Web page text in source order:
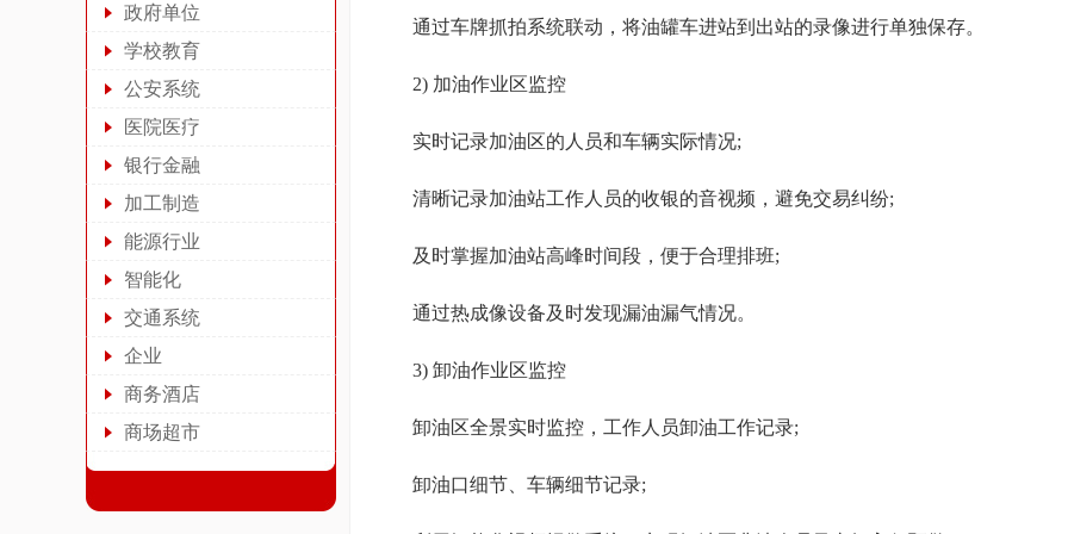
政府单位
学校教育
公安系统
医院医疗
银行金融
加工制造
能源行业
智能化
交通系统
企业
商务酒店
商场超市
通过车牌抓拍系统联动，将油罐车进站到出站的录像进行单独保存。
2) 加油作业区监控
实时记录加油区的人员和车辆实际情况;
清晰记录加油站工作人员的收银的音视频，避免交易纠纷;
及时掌握加油站高峰时间段，便于合理排班;
通过热成像设备及时发现漏油漏气情况。
3) 卸油作业区监控
卸油区全景实时监控，工作人员卸油工作记录;
卸油口细节、车辆细节记录;